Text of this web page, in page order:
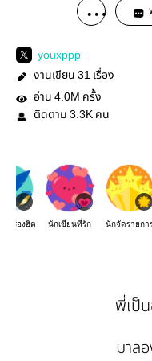
youxppp
งานเขียน 31 เรื่อง
อ่าน 4.0M ครั้ง
ติดตาม 3.3K คน
งเรื่องฮิต นักเขียนที่รัก นักจัดรายกา
พี่เป็
มาล